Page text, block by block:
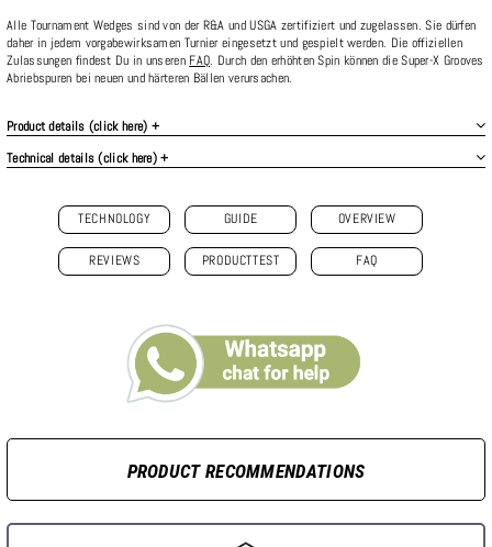
Alle Tournament Wedges sind von der R&A und USGA zertifiziert und zugelassen. Sie dürfen
daher in jedem vorgabewirksamen Turnier eingesetzt und gespielt werden. Die offiziellen
Zulassungen findest Du in unseren FAQ. Durch den erhöhten Spin können die Super-X Grooves
Abriebspuren bei neuen und härteren Bällen verursachen.
Product details (click here) +
Technical details (click here) +
TECHNOLOGY GUIDE OVERVIEW
REVIEWS PRODUCTTEST FAQ
PRODUCT RECOMMENDATIONS